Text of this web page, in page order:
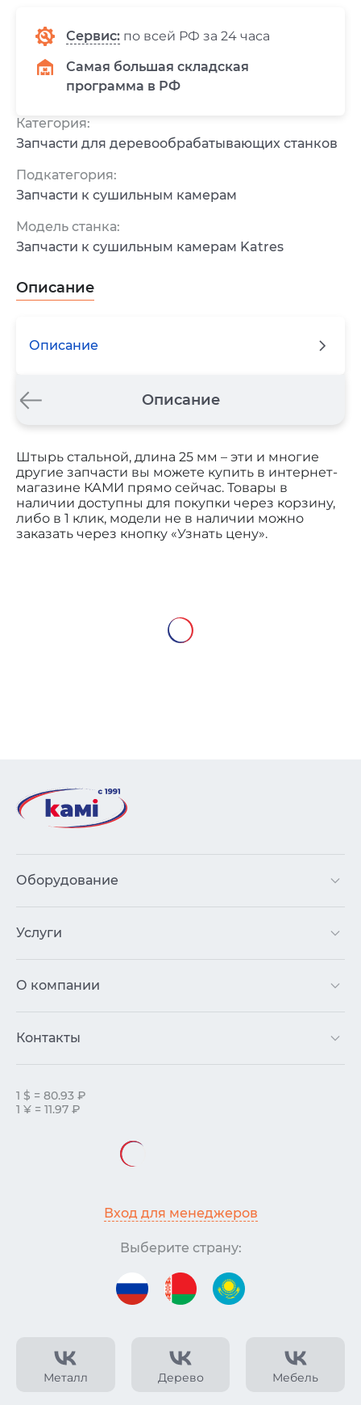
Сервис: по всей РФ за 24 часа
Самая большая складская
программа в РФ
Категория:
Запчасти для деревообрабатывающих станков
Подкатегория:
Запчасти к сушильным камерам
Модель станка:
Запчасти к сушильным камерам Katres
Описание
Описание
Описание
Штырь стальной, длина 25 мм – эти и многие
другие запчасти вы можете купить в интернет-
магазине КАМИ прямо сейчас. Товары в
наличии доступны для покупки через корзину,
либо в 1 клик, модели не в наличии можно
заказать через кнопку «Узнать цену».
Металл Дерево Мебель
Оборудование
Услуги
О компании
Контакты
1 $ = 80.93 ₽
1 ¥ = 11.97 ₽
Вход для менеджеров
Выберите страну: